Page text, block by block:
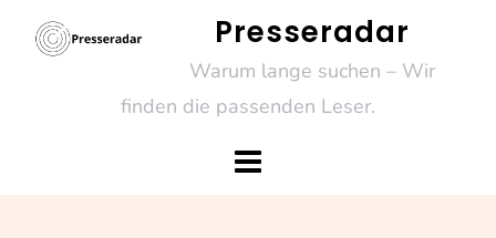
Presseradar
Warum lange suchen – Wir
finden die passenden Leser.